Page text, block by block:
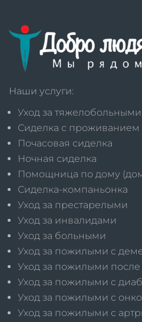
Наши услуги:
Уход за тяжелобольными
Сиделка с проживанием
Почасовая сиделка
Ночная сиделка
Помощница по дому
Сиделка-компаньонка
Уход за престарелыми
Уход за инвалидами
Уход за больными
Уход за пожилыми с
Уход за пожилыми после
Уход за пожилыми с
Уход за пожилыми с
Уход за пожилыми с